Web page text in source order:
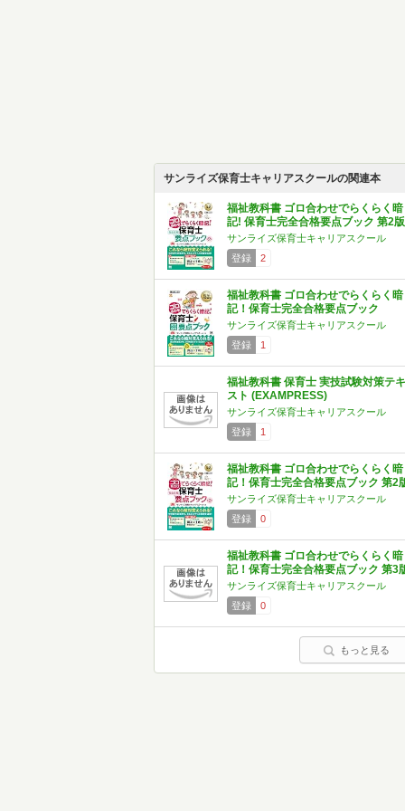
サンライズ保育士キャリアスクールの関連本
福祉教科書 ゴロ合わせでらくらく暗
記! 保育士完全合格要点ブック 第2版
サンライズ保育士キャリアスクール
登録
2
福祉教科書 ゴロ合わせでらくらく暗
記！保育士完全合格要点ブック
サンライズ保育士キャリアスクール
登録
1
福祉教科書 保育士 実技試験対策テキ
スト (EXAMPRESS)
サンライズ保育士キャリアスクール
登録
1
福祉教科書 ゴロ合わせでらくらく暗
記！保育士完全合格要点ブック 第2
サンライズ保育士キャリアスクール
登録
0
福祉教科書 ゴロ合わせでらくらく暗
記！保育士完全合格要点ブック 第3
サンライズ保育士キャリアスクール
登録
0
もっと見る